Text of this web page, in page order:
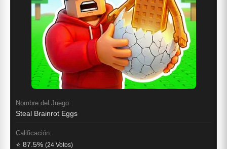
Nombre del Juego:
Steal Brainrot Eggs
Calificación:
⭐ 87.5% (24 Votos)